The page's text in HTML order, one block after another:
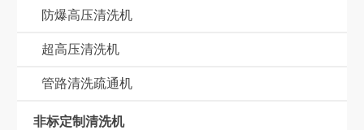
防爆高压清洗机
超高压清洗机
管路清洗疏通机
非标定制清洗机